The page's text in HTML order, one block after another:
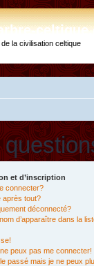
la civilisation celtique
et d’inscription
connecter?
après tout?
déconnecté?
d’apparaître dans la
peux pas me connecter!
passé mais je ne peux